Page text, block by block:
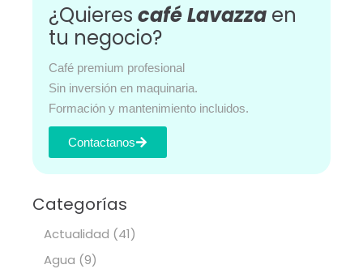
¿Quieres café Lavazza en
tu negocio?
Café premium profesional
Sin inversión en maquinaria.
Formación y mantenimiento incluidos.
Contactanos
Categorías
Actualidad (41)
Agua (9)